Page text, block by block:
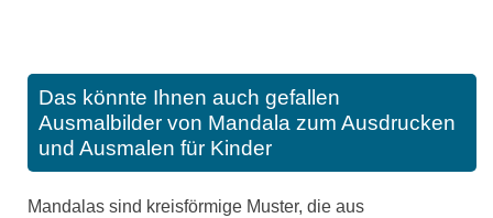
Das könnte Ihnen auch gefallen
Ausmalbilder von Mandala zum Ausdrucken
und Ausmalen für Kinder
Mandalas sind kreisförmige Muster, die aus